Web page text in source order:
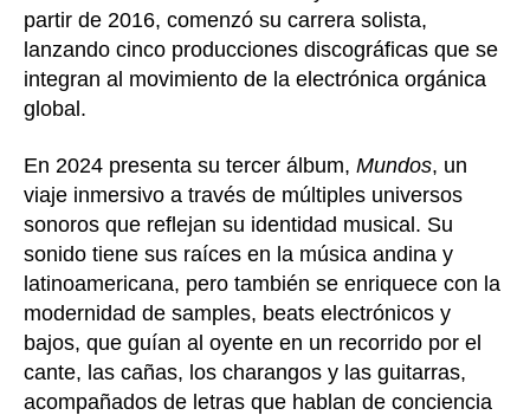
partir de 2016, comenzó su carrera solista,
lanzando cinco producciones discográficas que se
integran al movimiento de la electrónica orgánica
global.
En 2024 presenta su tercer álbum, Mundos, un
viaje inmersivo a través de múltiples universos
sonoros que reflejan su identidad musical. Su
sonido tiene sus raíces en la música andina y
latinoamericana, pero también se enriquece con la
modernidad de samples, beats electrónicos y
bajos, que guían al oyente en un recorrido por el
cante, las cañas, los charangos y las guitarras,
acompañados de letras que hablan de conciencia